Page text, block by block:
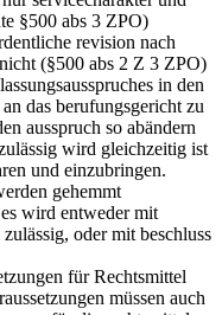
§500 abs 3 ZPO)
revision nach
(§500 abs 2 Z 3 ZPO)
in den
das berufungsgericht zu
ausspruch so abändern
wird gleichzeitig ist
und einzubringen.
gehemmt
wird entweder mit
oder mit beschluss
für Rechtsmittel
müssen auch